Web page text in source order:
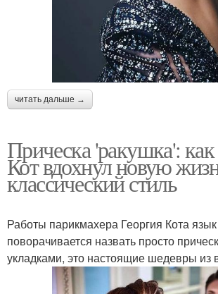
читать дальше →
Прическа 'ракушка':
Кот вдохнул новую
классический стиль
Работы парикмахера Георгия Кота
поворачивается назвать просто
укладками, это настоящие шедевры из